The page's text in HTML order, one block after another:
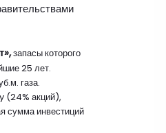
запасы которого
25 лет.
газа.
(24% акций),
сумма инвестиций